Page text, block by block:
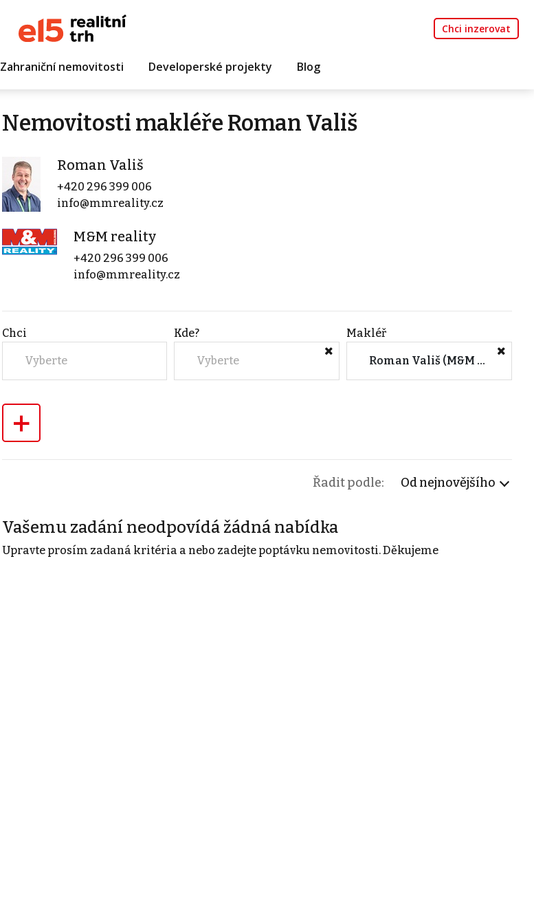
Chci inzerovat
Zahraniční nemovitosti Developerské projekty Blog
Nemovitosti makléře Roman Vališ
Roman Vališ
+420 296 399 006
info@mmreality.cz
M&M reality
+420 296 399 006
info@mmreality.cz
Chci
Vyberte
Kde?
Vyberte
Makléř
Roman Vališ (M&M reality)
+
Řadit podle: Od nejnovějšího
Vašemu zadání neodpovídá žádná nabídka
Upravte prosím zadaná kritéria a nebo zadejte poptávku nemovitosti. Děkujeme